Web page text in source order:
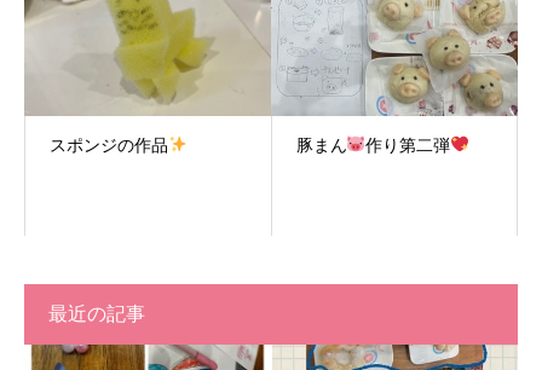
スポンジの作品 豚まん 作り第二弾
最近の記事